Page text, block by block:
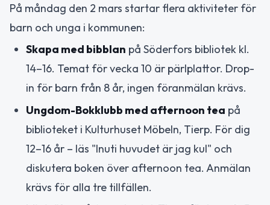
På måndag den 2 mars startar flera aktiviteter för
barn och unga i kommunen:
Skapa med bibblan på Söderfors bibliotek kl.
14–16. Temat för vecka 10 är pärlplattor. Drop-
in för barn från 8 år, ingen föranmälan krävs.
Ungdom-Bokklubb med afternoon tea på
biblioteket i Kulturhuset Möbeln, Tierp. För dig
12–16 år – läs "Inuti huvudet är jag kul" och
diskutera boken över afternoon tea. Anmälan
krävs för alla tre tillfällen.